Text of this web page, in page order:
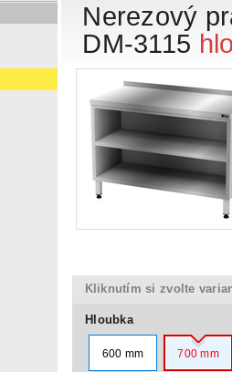
Nerezový
DM-3115
Kliknutím si zvolte
Hloubka
600 mm 700 mm